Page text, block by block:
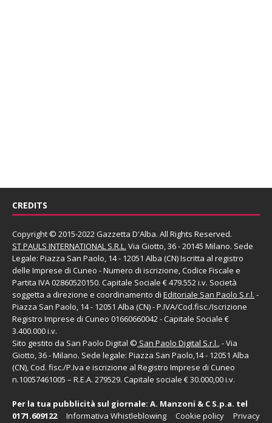
CREDITS
Copyright © 2015-2022 Gazzetta D'Alba. All Rights Reserved.
ST PAULS INTERNATIONAL S.R.L. Via Giotto, 36 - 20145 Milano. Sede
Legale: Piazza San Paolo, 14 - 12051 Alba (CN) Iscritta al registro
delle Imprese di Cuneo - Numero di iscrizione, Codice Fiscale e
Partita IVA 02860520150. Capitale Sociale € 479.552 i.v. Società
soggetta a direzione e coordinamento di Editoriale San Paolo S.r.l. -
Piazza San Paolo, 14 - 12051 Alba (CN) - P.IVA/Cod.fisc./Iscrizione
Registro Imprese di Cuneo 01660660042 - Capitale Sociale €
3.400.000 i.v.
Sito gestito da San Paolo Digital © San Paolo Digital S.r.l. , - Via
Giotto, 36 - Milano. Sede legale: Piazza San Paolo,14 - 12051 Alba
(CN), Cod. fisc./P.Iva e iscrizione al Registro Imprese di Cuneo
n.10057461005 – R.E.A. 279529. Capitale sociale € 30.000,00 i.v.
Per la tua pubblicità sul giornale: A. Manzoni & C S.p.a. tel
0171.609122
Privacy
Cookie policy
Informativa Whistleblowing